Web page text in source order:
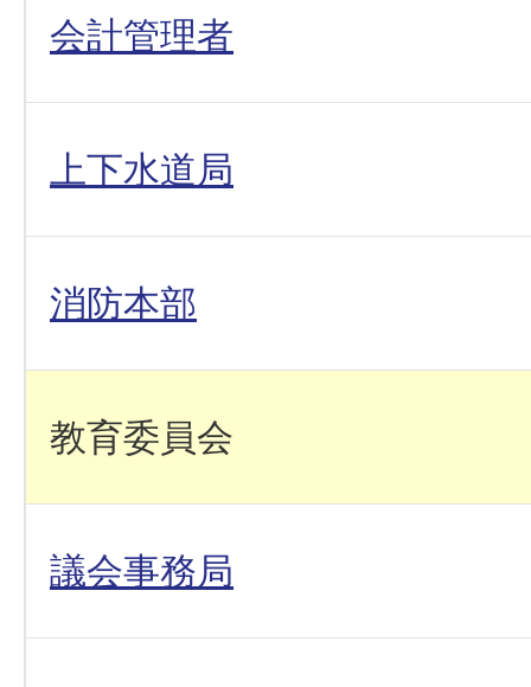
会計管理者
上下水道局
消防本部
教育委員会
議会事務局